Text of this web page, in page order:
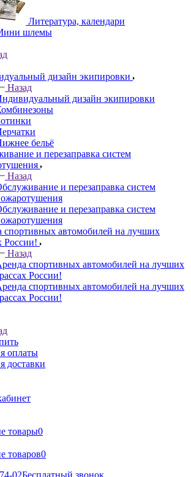
Литература, календари
шлемы
дизайн экипировки
Назад
дизайн экипировки
бельё
и перезаправка систем
Назад
и перезаправка систем
и перезаправка систем
спортивных автомобилей на лучших
России!
Назад
спортивных автомобилей на лучших
России!
спортивных автомобилей на лучших
России!
оплаты
доставки
товары0
товаров0
02Бесплатный звонок